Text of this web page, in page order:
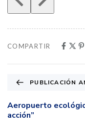
COMPARTIR
PUBLICACIÓN
Aeropuerto
acción”